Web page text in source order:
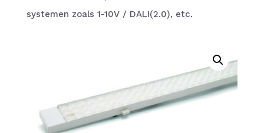
systemen zoals 1-10V / DALI(2.0), etc.